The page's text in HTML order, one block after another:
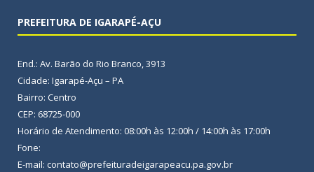
PREFEITURA DE IGARAPÉ-AÇU
End.: Av. Barão do Rio Branco, 3913
Cidade: Igarapé-Açu – PA
Bairro: Centro
CEP: 68725-000
Horário de Atendimento: 08:00h às 12:00h / 14:00h às 17:00h
Fone:
E-mail: contato@prefeituradeigarapeacu.pa.gov.br